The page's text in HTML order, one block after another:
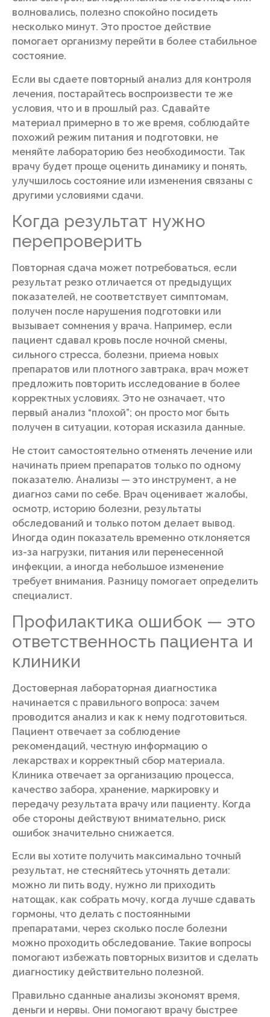
волновались, полезно спокойно посидеть
несколько минут. Это простое действие
помогает организму перейти в более стабильное
состояние.
Если вы сдаете повторный анализ для контроля
лечения, постарайтесь воспроизвести те же
условия, что и в прошлый раз. Сдавайте
материал примерно в то же время, соблюдайте
похожий режим питания и подготовки, не
меняйте лабораторию без необходимости. Так
врачу будет проще оценить динамику и понять,
улучшилось состояние или изменения связаны с
другими условиями сдачи.
Когда результат нужно
перепроверить
Повторная сдача может потребоваться, если
результат резко отличается от предыдущих
показателей, не соответствует симптомам,
получен после нарушения подготовки или
вызывает сомнения у врача. Например, если
пациент сдавал кровь после ночной смены,
сильного стресса, болезни, приема новых
препаратов или плотного завтрака, врач может
предложить повторить исследование в более
корректных условиях. Это не означает, что
первый анализ “плохой”; он просто мог быть
получен в ситуации, которая исказила данные.
Не стоит самостоятельно отменять лечение или
начинать прием препаратов только по одному
показателю. Анализы — это инструмент, а не
диагноз сами по себе. Врач оценивает жалобы,
осмотр, историю болезни, результаты
обследований и только потом делает вывод.
Иногда один показатель временно отклоняется
из-за нагрузки, питания или перенесенной
инфекции, а иногда небольшое изменение
требует внимания. Разницу помогает определить
специалист.
Профилактика ошибок — это
ответственность пациента и
клиники
Достоверная лабораторная диагностика
начинается с правильного вопроса: зачем
проводится анализ и как к нему подготовиться.
Пациент отвечает за соблюдение
рекомендаций, честную информацию о
лекарствах и корректный сбор материала.
Клиника отвечает за организацию процесса,
качество забора, хранение, маркировку и
передачу результата врачу или пациенту. Когда
обе стороны действуют внимательно, риск
ошибок значительно снижается.
Если вы хотите получить максимально точный
результат, не стесняйтесь уточнять детали:
можно ли пить воду, нужно ли приходить
натощак, как собрать мочу, когда лучше сдавать
гормоны, что делать с постоянными
препаратами, через сколько после болезни
можно проходить обследование. Такие вопросы
помогают избежать повторных визитов и сделать
диагностику действительно полезной.
Правильно сданные анализы экономят время,
деньги и нервы. Они помогают врачу быстрее